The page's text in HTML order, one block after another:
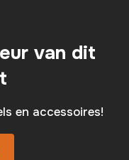
van dit
en accessoires!